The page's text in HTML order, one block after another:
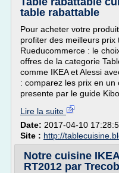
table rabattable
Pour acheter votre
profiter des meilleurs
Rueducommerce : le
offres de la categorie
comme IKEA et Alessi
: comparez les prix en
presente par le guide
Lire la suite
Date: 2017-04-10
Site : http://
Notre cuisine
RT2012 par